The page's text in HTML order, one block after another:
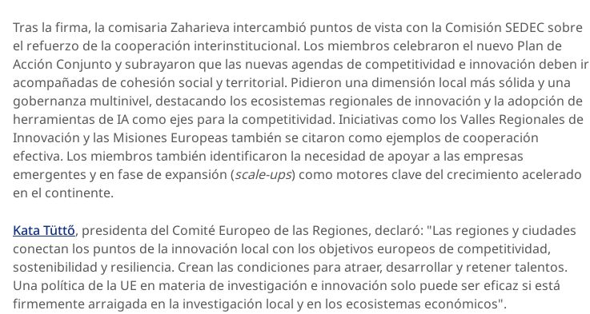
Tras la firma, la comisaria Zaharieva intercambió puntos de vista con la Comisión SEDEC sobre
el refuerzo de la cooperación interinstitucional. Los miembros celebraron el nuevo Plan de
Acción Conjunto y subrayaron que las nuevas agendas de competitividad e innovación deben ir
acompañadas de cohesión social y territorial. Pidieron una dimensión local más sólida y una
gobernanza multinivel, destacando los ecosistemas regionales de innovación y la adopción de
herramientas de IA como ejes para la competitividad. Iniciativas como los Valles Regionales de
Innovación y las Misiones Europeas también se citaron como ejemplos de cooperación
efectiva. Los miembros también identificaron la necesidad de apoyar a las empresas
emergentes y en fase de expansión (scale-ups) como motores clave del crecimiento acelerado
en el continente.
Kata Tüttő, presidenta del Comité Europeo de las Regiones, declaró: "Las regiones y ciudades
conectan los puntos de la innovación local con los objetivos europeos de competitividad,
sostenibilidad y resiliencia. Crean las condiciones para atraer, desarrollar y retener talentos.
Una política de la UE en materia de investigación e innovación solo puede ser eficaz si está
firmemente arraigada en la investigación local y en los ecosistemas económicos".